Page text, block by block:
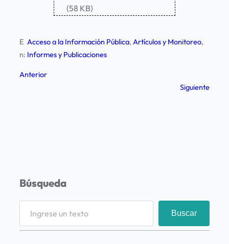
(58 KB)
E
n:
Acceso a la Información Pública, Artículos y Monitoreo
Informes y Publicaciones
Anterior
Siguiente
Búsqueda
Buscar